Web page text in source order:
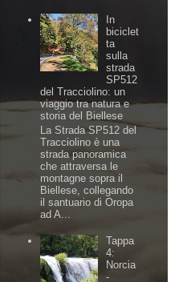
In
biciclet
ta
sulla
strada
SP512
del Tracciolino: un
viaggio tra natura e
storia del Biellese
La Strada SP512 del
Tracciolino è una
strada panoramica
che attraversa le
montagne sopra il
Biellese, collegando
il santuario di Oropa
ad A...
Tappa
4:
Norcia
-